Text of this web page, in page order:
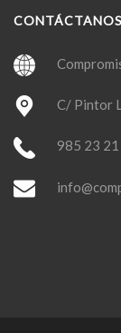
CONTÁCTANOS
C/ Pintor
985 23 21